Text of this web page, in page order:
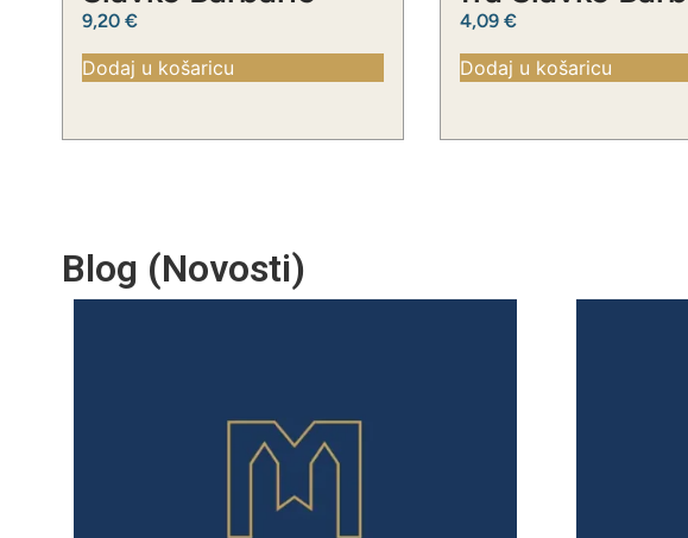
9,20 €
Dodaj u košaricu
4,09 €
Dodaj u košaricu
Blog (Novosti)